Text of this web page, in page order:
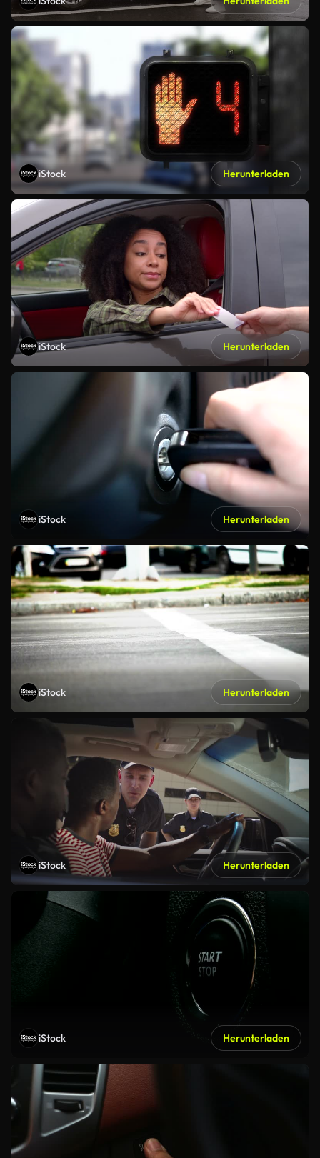
iStock Herunterladen
iStock Herunterladen
iStock Herunterladen
iStock Herunterladen
iStock Herunterladen
iStock Herunterladen